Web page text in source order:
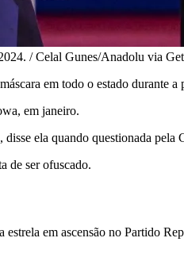
/ Celal Gunes/Anadolu via
em todo o estado durante
em janeiro.
ela quando questionada
de ser ofuscado.
em ascensão no Partido